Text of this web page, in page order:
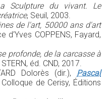
Sculpture du vivant. Le
, Seuil, 2003.
de l'art, 50000 ans d'art
d'Yves COPPENS, Fayard,
profonde, de la carcasse à
éd. CND, 2017.
Dolorès (dir.), Pascal
de Cerisy, Éditions